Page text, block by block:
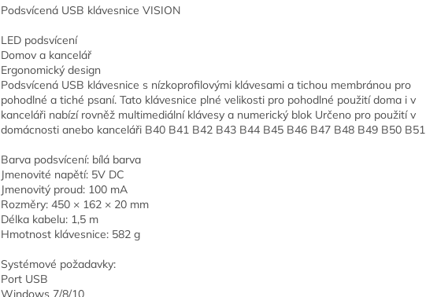
Podsvícená USB klávesnice VISION
LED podsvícení
Domov a kancelář
Ergonomický design
Podsvícená USB klávesnice s nízkoprofilovými klávesami a tichou membránou pro
pohodlné a tiché psaní. Tato klávesnice plné velikosti pro pohodlné použití doma i v
kanceláři nabízí rovněž multimediální klávesy a numerický blok Určeno pro použití v
domácnosti anebo kanceláři B40 B41 B42 B43 B44 B45 B46 B47 B48 B49 B50 B51
Barva podsvícení: bílá barva
Jmenovité napětí: 5V DC
Jmenovitý proud: 100 mA
Rozměry: 450 × 162 × 20 mm
Délka kabelu: 1,5 m
Hmotnost klávesnice: 582 g
Systémové požadavky:
Port USB
Windows 7/8/10